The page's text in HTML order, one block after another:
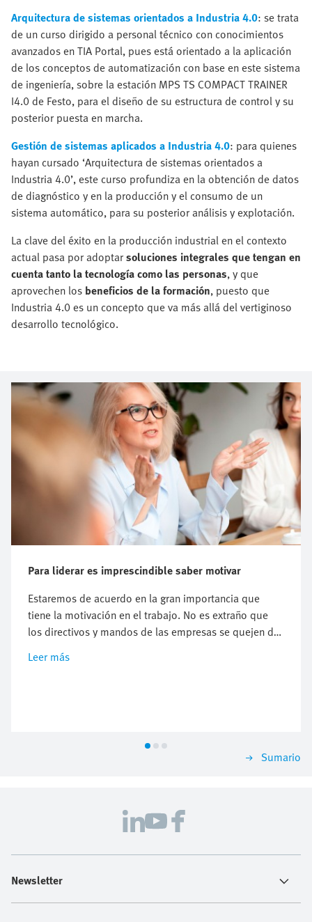
Arquitectura de sistemas orientados a Industria 4.0: se trata
de un curso dirigido a personal técnico con conocimientos
avanzados en TIA Portal, pues está orientado a la aplicación
de los conceptos de automatización con base en este sistema
de ingeniería, sobre la estación MPS TS COMPACT TRAINER
I4.0 de Festo, para el diseño de su estructura de control y su
posterior puesta en marcha.
Gestión de sistemas aplicados a Industria 4.0: para quienes
hayan cursado ‘Arquitectura de sistemas orientados a
Industria 4.0’, este curso profundiza en la obtención de datos
de diagnóstico y en la producción y el consumo de un
sistema automático, para su posterior análisis y explotación.
La clave del éxito en la producción industrial en el contexto
actual pasa por adoptarsoluciones integrales que tengan en
cuenta tanto la tecnología como las personas, y que
aprovechen los beneficios de la formación, puesto que
Industria 4.0 es un concepto que va más allá del vertiginoso
desarrollo tecnológico.
Para liderar es imprescindible saber motivar
Estaremos de acuerdo en la gran importancia que
tiene la motivación en el trabajo. No es extraño que
los directivos y mandos de las empresas se quejen de
dificulta conseguir los objetivos deseados. Pero ¿qué
Leer más
Sumario
Newsletter